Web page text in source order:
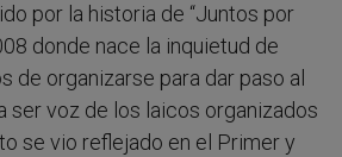
por la historia de “Juntos por
donde nace la inquietud de
de organizarse para dar paso al
ser voz de los laicos organizados
se vio reflejado en el Primer y